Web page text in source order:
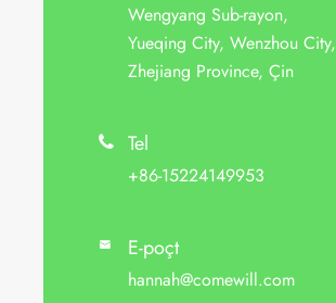
Wengyang Sub-rayon,
Yueqing City, Wenzhou City,
Zhejiang Province, Çin
 Tel
+86-15224149953
 E-poçt
hannah@comewill.com